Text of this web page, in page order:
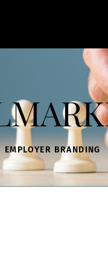
EMPLOYER BRANDING